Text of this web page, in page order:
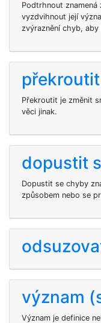
Podtrhnout znamená
vyzdvihnout její
zvýraznění chyb,
Překroutit je změnit
věci jinak.
dopustit
Dopustit se chyby
způsobem nebo se
význam
Význam je definice